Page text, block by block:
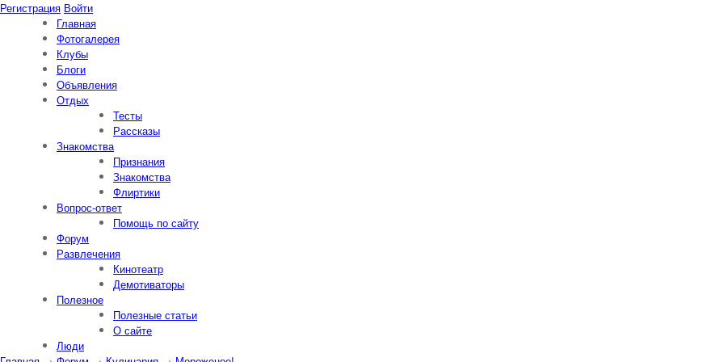
Регистрация Войти
Главная
Фотогалерея
Клубы
Блоги
Объявления
Отдых
Тесты
Рассказы
Знакомства
Признания
Знакомства
Флиртики
Вопрос-ответ
Помощь по сайту
Форум
Развлечения
Кинотеатр
Демотиваторы
Полезное
Полезные статьи
О сайте
Люди